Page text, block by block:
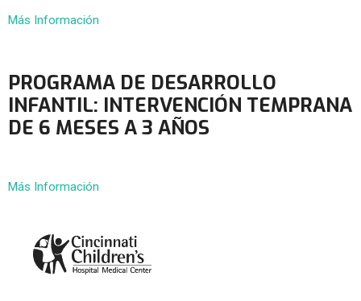
Más Información
PROGRAMA DE DESARROLLO
INFANTIL: INTERVENCIÓN TEMPRANA
DE 6 MESES A 3 AÑOS
Más Información